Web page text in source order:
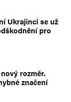
Ukrajinci se už
pro
rozměr.
značení